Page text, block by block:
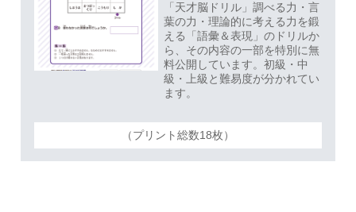
「天才脳ドリル」調べる力・言
葉の力・理論的に考える力を鍛
える「語彙＆表現」のドリルか
ら、その内容の一部を特別に無
料公開しています。初級・中
級・上級と難易度が分かれてい
ます。
（プリント総数18枚）